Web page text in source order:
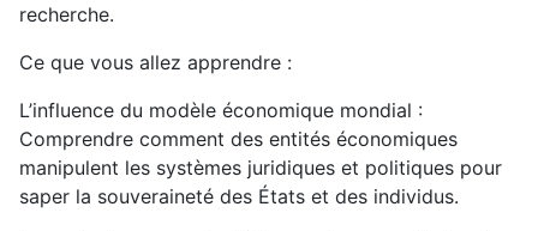
recherche.
Ce que vous allez apprendre :
L’influence du modèle économique mondial :
Comprendre comment des entités économiques
manipulent les systèmes juridiques et politiques pour
saper la souveraineté des États et des individus.